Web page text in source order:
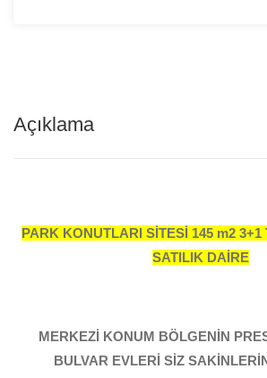
Açıklama
PARK KONUTLARI SİTESİ 145 m2
SATILIK DAİRE
MERKEZİ KONUM BÖLGENİN
BULVAR EVLERİ SİZ